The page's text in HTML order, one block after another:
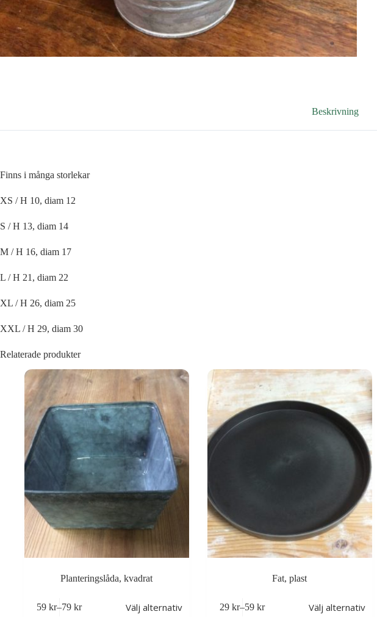
Beskrivning
Finns i många storlekar
XS / H 10, diam 12
S / H 13, diam 14
M / H 16, diam 17
L / H 21, diam 22
XL / H 26, diam 25
XXL / H 29, diam 30
Relaterade produkter
Planteringslåda, kvadrat
59kr–79kr Välj alternativ
Fat, plast
29kr–59kr Välj alternativ